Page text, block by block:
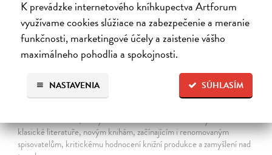
K prevádzke internetového kníhkupectva Artforum
využívame cookies slúžiace na zabezpečenie a meranie
funkčnosti, marketingové účely a zaistenie vášho
maximálneho pohodlia a spokojnosti.
SÚHLASÍM
NASTAVENIA
Host 5/2026
Literární měsíčník, který tvoří zhruba sto stran věnovaných současné i
klasické literatuře, novým knihám, začínajícím i renomovaným
spisovatelům, kritickému hodnocení knižní produkce a zamyšlení nad